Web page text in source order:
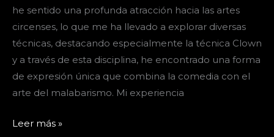
he sentido una profunda atracción hacia las artes
circenses, lo que me ha llevado a explorar diversas
técnicas, destacando especialmente la técnica Clown
y a través de esta disciplina, he encontrado una forma
de expresión única que combina la comedia con el
arte del malabarismo. Mi experiencia
Malabarista
Leer más »